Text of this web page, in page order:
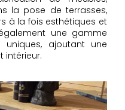
la pose de terrasses,
à la fois esthétiques et
une gamme
ajoutant une
intérieur.